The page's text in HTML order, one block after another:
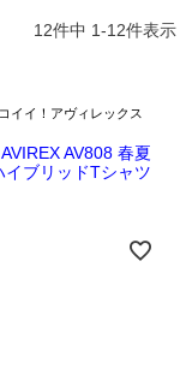
12件中 1-12件表示
イイ！アヴィレックス
AV808 春夏
ブリッドTシャツ